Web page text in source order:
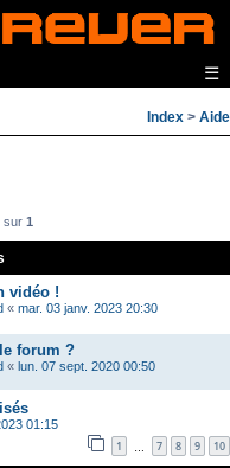
☰
Index > Aide
sur 1
vidéo !
« mar. 03 janv. 2023 20:30
forum ?
« lun. 07 sept. 2020 00:50
01:15
1 7 8 9 10